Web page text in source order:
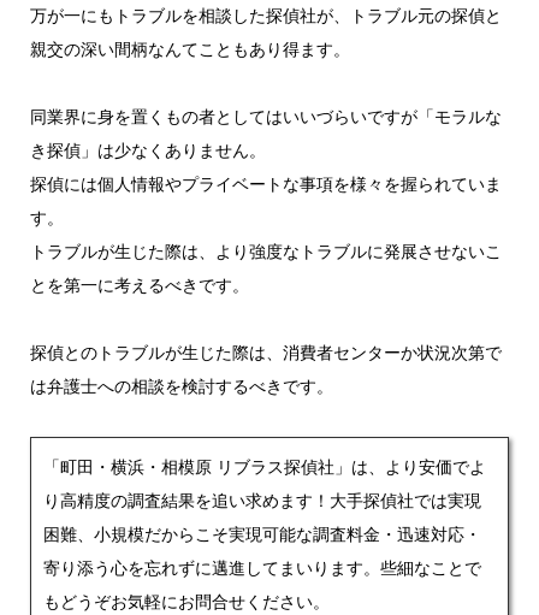
万が一にもトラブルを相談した探偵社が、トラブル元の探偵と
親交の深い間柄なんてこともあり得ます。
同業界に身を置くもの者としてはいいづらいですが「モラルな
き探偵」は少なくありません。
探偵には個人情報やプライベートな事項を様々を握られていま
す。
トラブルが生じた際は、より強度なトラブルに発展させないこ
とを第一に考えるべきです。
探偵とのトラブルが生じた際は、消費者センターか状況次第で
は弁護士への相談を検討するべきです。
「町田・横浜・相模原 リブラス探偵社」は、より安価でよ
り高精度の調査結果を追い求めます！大手探偵社では実現
困難、小規模だからこそ実現可能な調査料金・迅速対応・
寄り添う心を忘れずに邁進してまいります。些細なことで
もどうぞお気軽にお問合せください。